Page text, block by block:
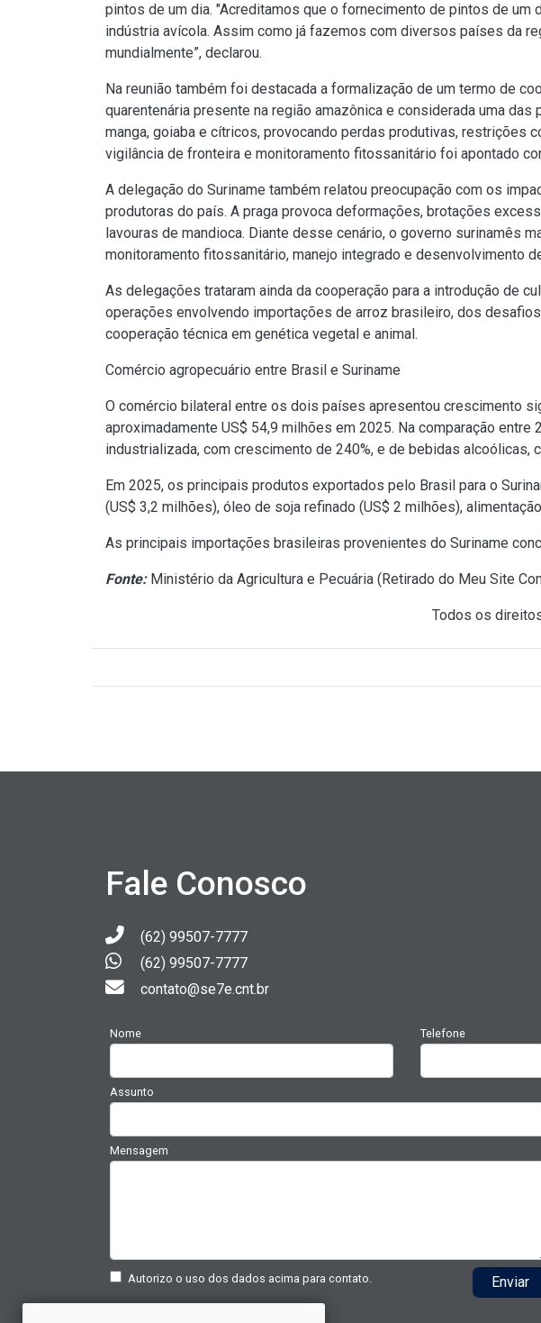
pintos de um dia. "Acreditamos que o fornecimento de pintos de
indústria avícola. Assim como já fazemos com diversos países da
mundialmente”, declarou.
Na reunião também foi destacada a formalização de um termo de
quarentenária presente na região amazônica e considerada uma
manga, goiaba e cítricos, provocando perdas produtivas, restrições
vigilância de fronteira e monitoramento fitossanitário foi apontado
A delegação do Suriname também relatou preocupação com os
produtoras do país. A praga provoca deformações, brotações
lavouras de mandioca. Diante desse cenário, o governo surinamês
monitoramento fitossanitário, manejo integrado e desenvolvimento
As delegações trataram ainda da cooperação para a introdução de
operações envolvendo importações de arroz brasileiro, dos
cooperação técnica em genética vegetal e animal.
Comércio agropecuário entre Brasil e Suriname
O comércio bilateral entre os dois países apresentou crescimento
aproximadamente US$ 54,9 milhões em 2025. Na comparação
industrializada, com crescimento de 240%, e de bebidas alcoólicas,
Em 2025, os principais produtos exportados pelo Brasil para o
(US$ 3,2 milhões), óleo de soja refinado (US$ 2 milhões),
As principais importações brasileiras provenientes do Suriname
Fonte:Ministério da Agricultura e Pecuária (Retirado do Meu Site
Todos os
Fale Conosco
(62) 99507-7777
(62) 99507-7777
contato@se7e.cnt.br
Nome Telefone
Assunto
Mensagem
Autorizo o uso dos dados acima para contato. Enviar